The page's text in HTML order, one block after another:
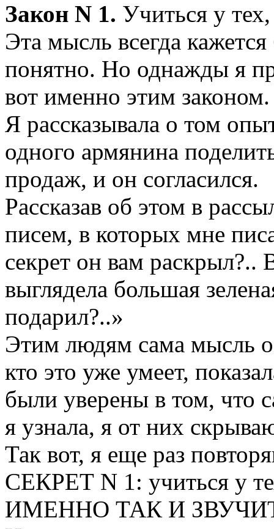
Закон N 1. Учиться у
Эта мысль всегда
понятно. Но однажды я
вот именно этим законом.
Я рассказывала о том
одного армянина
продаж, и он согласился.
Рассказав об этом в
писем, в которых мне
секрет он вам раскрыл?..
выглядела большая
подарил?..»
Этим людям сама мысль о
кто это уже умеет,
были уверены в том, что
я узнала, я от них
Так вот, я еще раз
СЕКРЕТ N 1: учиться у
ИМЕННО ТАК И